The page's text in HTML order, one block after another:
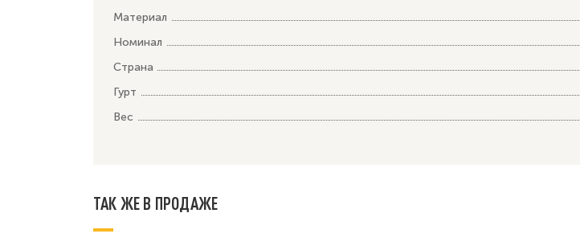
Материал
Номинал
Страна
Гурт
Вес
ТАК ЖЕ В ПРОДАЖЕ